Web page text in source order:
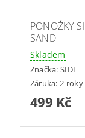
PONOŽKY
SAND
Skladem
Značka:SIDI
Záruka: 2 roky
499 Kč